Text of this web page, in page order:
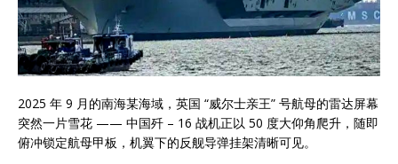
2025 年 9 月的南海某海域，英国 “威尔士亲王” 号航母的雷达屏幕
突然一片雪花 —— 中国歼 – 16 战机正以 50 度大仰角爬升，随即
俯冲锁定航母甲板，机翼下的反舰导弹挂架清晰可见。